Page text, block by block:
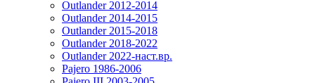
Outlander 2012-2014
Outlander 2014-2015
Outlander 2015-2018
Outlander 2018-2022
Outlander 2022-наст.вр.
Pajero 1986-2006